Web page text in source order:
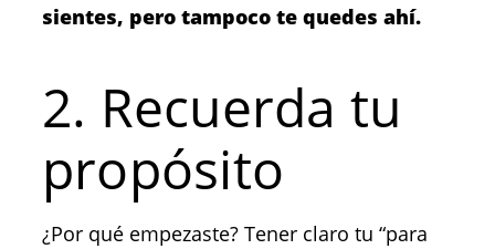
sientes, pero tampoco te quedes ahí.
2. Recuerda tu
propósito
¿Por qué empezaste? Tener claro tu “para